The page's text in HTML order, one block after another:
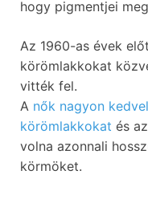
hogy pigmentjei
Az 1960-as évek
körömlakkokat
vitték fel.
A nők nagyon
körömlakkokat és
volna azonnali
körmöket.